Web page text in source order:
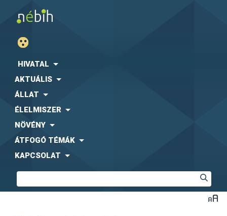
HIVATAL
AKTUÁLIS
ÁLLAT
ÉLELMISZER
NÖVÉNY
ÁTFOGÓ TÉMÁK
KAPCSOLAT